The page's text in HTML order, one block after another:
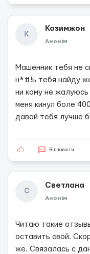
К
Козимжон
Анонім
Машенник тебя не
н*#!ь тебя найду
ни кому не
меня кинул боле
давай тебя лучше
Відповісти
С
Светлана
Анонім
Читаю такие
оставить свой.
же. Связалась с